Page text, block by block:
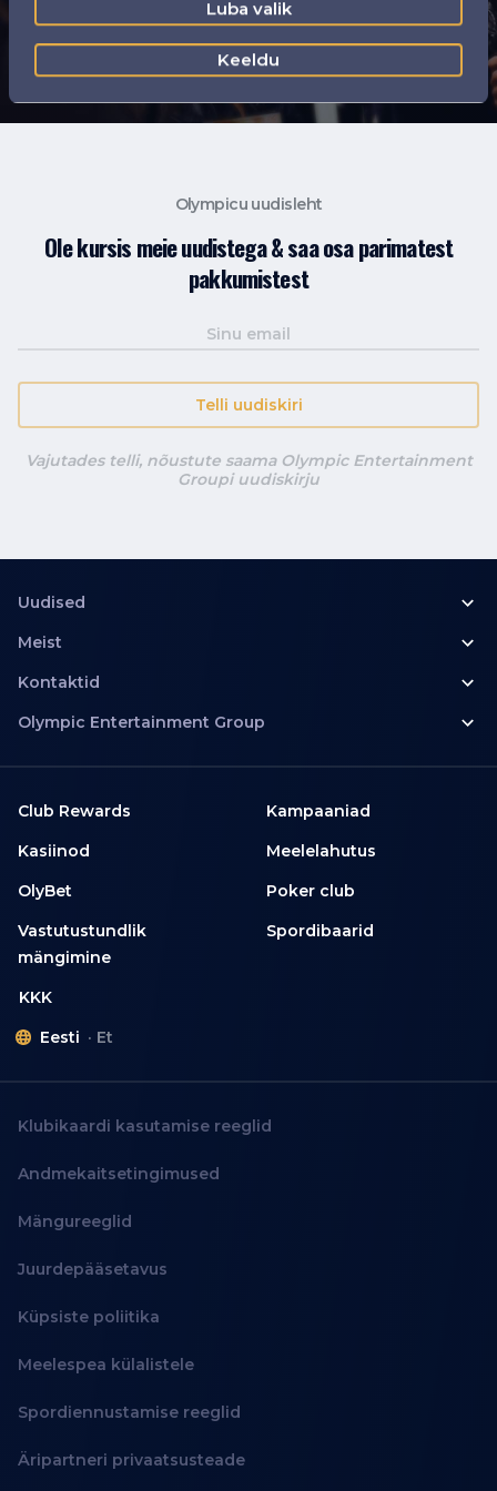
Luba valik
Keeldu
Loe lähemalt
Olympicu uudisleht
Ole kursis meie uudistega & saa osa parimatest
pakkumistest
Telli uudiskiri
Vajutades telli, nõustute saama Olympic Entertainment
Groupi uudiskirju
Uudised
Meist
Kontaktid
Olympic Entertainment Group
Club Rewards
Kampaaniad
Kasiinod
Meelelahutus
OlyBet
Poker club
Vastutustundlik
mängimine
Spordibaarid
KKK
Eesti
Et
Klubikaardi kasutamise reeglid
Andmekaitsetingimused
Mängureeglid
Juurdepääsetavus
Küpsiste poliitika
Meelespea külalistele
Spordiennustamise reeglid
Äripartneri privaatsusteade